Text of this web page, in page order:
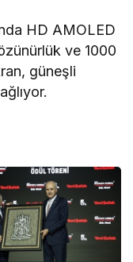
HD AMOLED
ve 1000
güneşli